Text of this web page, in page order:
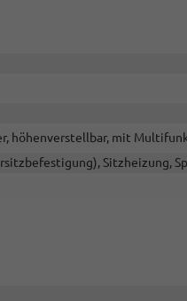
höhenverstellbar, mit
Sitzheizung,